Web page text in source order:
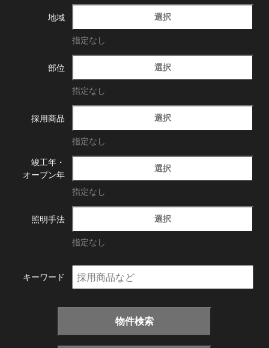
地域 選択
指定なし
部位 選択
指定なし
採用商品 選択
指定なし
竣工年・
オープン年
選択
指定なし
照明手法 選択
指定なし
キーワード
物件検索